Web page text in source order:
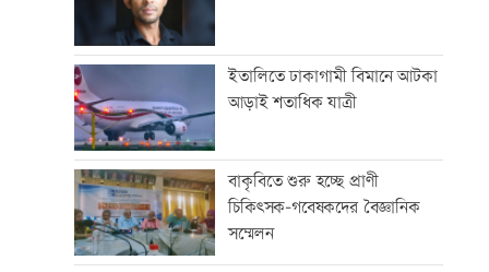
ইতালিতে ঢাকাগামী বিমানে আটকা
আড়াই শতাধিক যাত্রী
বাকৃবিতে শুরু হচ্ছে প্রাণী
চিকিৎসক-গবেষকদের বৈজ্ঞানিক
সম্মেলন